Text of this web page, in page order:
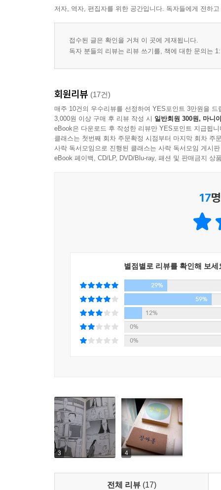
저자, 역자, 편집자를 위한 공간입니다. 독자들에게 전하
접수된 글은 확인을 거쳐 이 곳에 게재됩니다.
독자 분들의 리뷰는 리뷰 쓰기를, 책에 대한 문의는
회원리뷰 (17건)
매주 10건의 우수리뷰를 선정하여 YES포인트 3만원을 드
3,000원 이상 구매 후 리뷰 작성 시 일반회원 300원, 마니
eBook은 다운로드 후 작성한 리뷰만 YES포인트 지급됩니
클래스는 첫번째 회차 주문확정 시점부터 마지막 회차 주
사락 독서모임으로 진행된 클래스는 사락 독서모임 게시
eBook 페이백, CD/LP, DVD/Blu-ray, 패션 및 판매금지 상
17
별점별로 리뷰를 확인해 보세
29%
59%
12%
0%
0%
3 4
전체 리뷰 (17)